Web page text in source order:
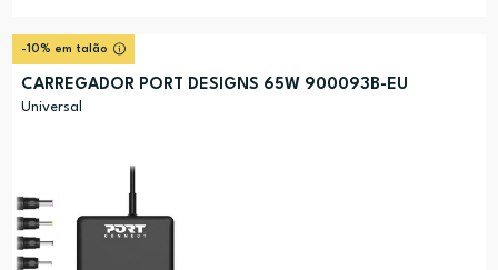
-10% em talão
CARREGADOR PORT DESIGNS 65W 900093B-EU
Universal